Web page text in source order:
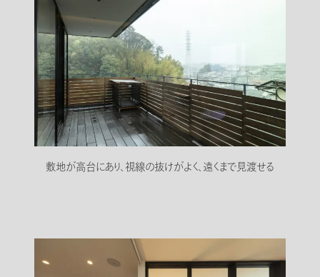
敷地が高台にあり、視線の抜けがよく、遠くまで見渡せる